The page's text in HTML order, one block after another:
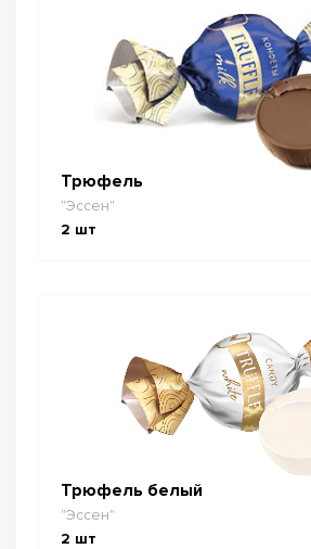
Трюфель
"Эссен"
2 шт
Трюфель белый
"Эссен"
2 шт